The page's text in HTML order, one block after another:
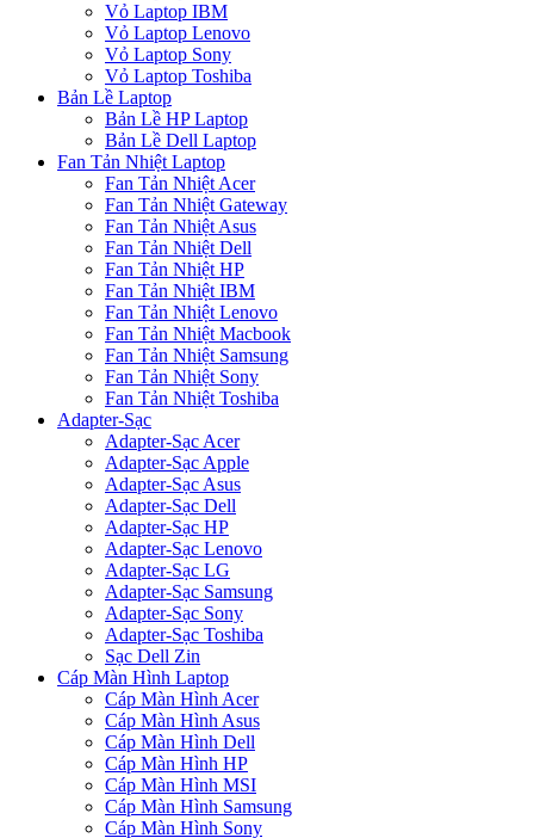
Vỏ Laptop IBM
Vỏ Laptop Lenovo
Vỏ Laptop Sony
Vỏ Laptop Toshiba
Bản Lề Laptop
Bản Lề HP Laptop
Bản Lề Dell Laptop
Fan Tản Nhiệt Laptop
Fan Tản Nhiệt Acer
Fan Tản Nhiệt Gateway
Fan Tản Nhiệt Asus
Fan Tản Nhiệt Dell
Fan Tản Nhiệt HP
Fan Tản Nhiệt IBM
Fan Tản Nhiệt Lenovo
Fan Tản Nhiệt Macbook
Fan Tản Nhiệt Samsung
Fan Tản Nhiệt Sony
Fan Tản Nhiệt Toshiba
Adapter-Sạc
Adapter-Sạc Acer
Adapter-Sạc Apple
Adapter-Sạc Asus
Adapter-Sạc Dell
Adapter-Sạc HP
Adapter-Sạc Lenovo
Adapter-Sạc LG
Adapter-Sạc Samsung
Adapter-Sạc Sony
Adapter-Sạc Toshiba
Sạc Dell Zin
Cáp Màn Hình Laptop
Cáp Màn Hình Acer
Cáp Màn Hình Asus
Cáp Màn Hình Dell
Cáp Màn Hình HP
Cáp Màn Hình MSI
Cáp Màn Hình Samsung
Cáp Màn Hình Sony